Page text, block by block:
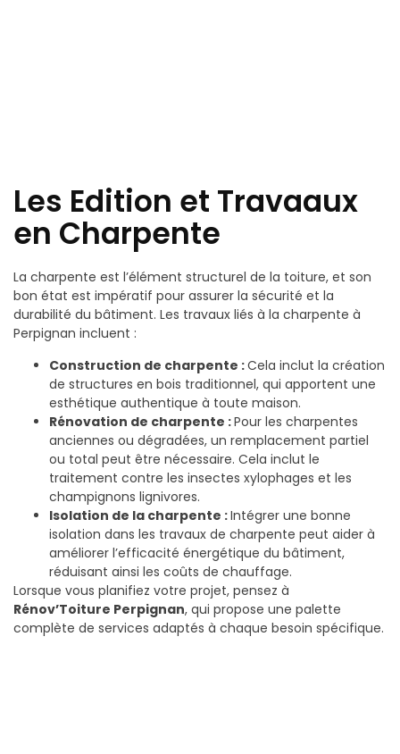
Les Edition et Travaaux
en Charpente
La charpente est l’élément structurel de la toiture, et son
bon état est impératif pour assurer la sécurité et la
durabilité du bâtiment. Les travaux liés à la charpente à
Perpignan incluent :
Construction de charpente :Cela inclut la création
de structures en bois traditionnel, qui apportent une
esthétique authentique à toute maison.
Rénovation de charpente :Pour les charpentes
anciennes ou dégradées, un remplacement partiel
ou total peut être nécessaire. Cela inclut le
traitement contre les insectes xylophages et les
champignons lignivores.
Isolation de la charpente :Intégrer une bonne
isolation dans les travaux de charpente peut aider à
améliorer l’efficacité énergétique du bâtiment,
réduisant ainsi les coûts de chauffage.
Lorsque vous planifiez votre projet, pensez à
Rénov’Toiture Perpignan, qui propose une palette
complète de services adaptés à chaque besoin spécifique.